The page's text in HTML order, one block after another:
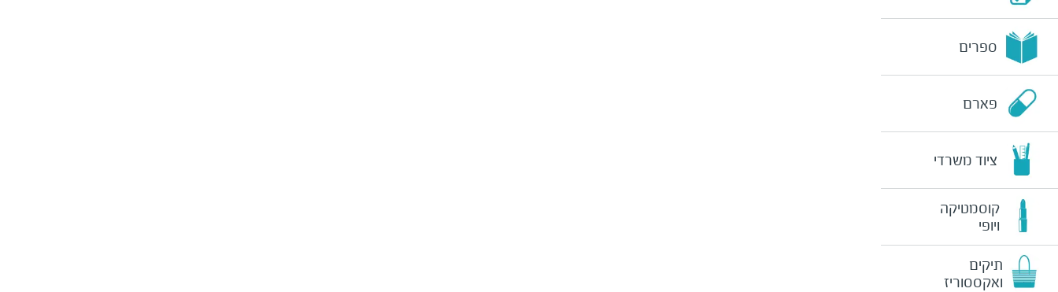
ספרים
פארם
ציוד משרדי
קוסמטיקה
ויופי
תיקים
ואקססוריז